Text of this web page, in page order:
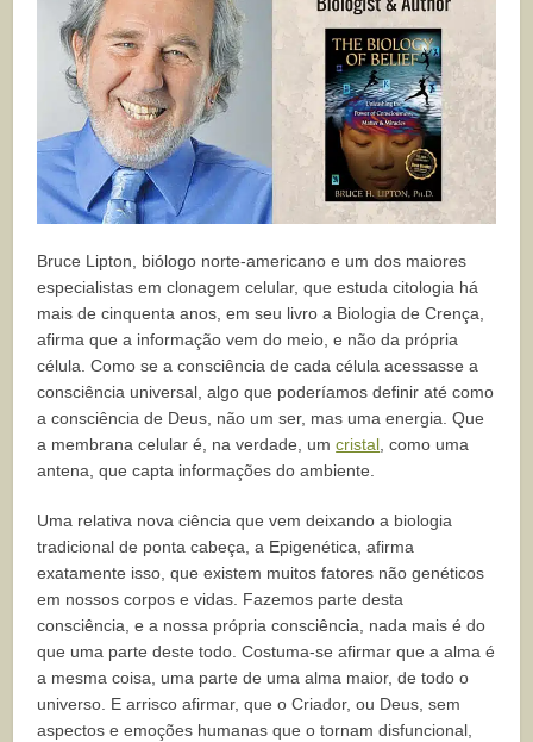
Bruce Lipton, biólogo norte-americano e um dos maiores
especialistas em clonagem celular, que estuda citologia há
mais de cinquenta anos, em seu livro a Biologia de Crença,
afirma que a informação vem do meio, e não da própria
célula. Como se a consciência de cada célula acessasse a
consciência universal, algo que poderíamos definir até como
a consciência de Deus, não um ser, mas uma energia. Que
a membrana celular é, na verdade, umcristal, como uma
antena, que capta informações do ambiente.
Uma relativa nova ciência que vem deixando a biologia
tradicional de ponta cabeça, a Epigenética, afirma
exatamente isso, que existem muitos fatores não genéticos
em nossos corpos e vidas. Fazemos parte desta
consciência, e a nossa própria consciência, nada mais é do
que uma parte deste todo. Costuma-se afirmar que a alma é
a mesma coisa, uma parte de uma alma maior, de todo o
universo. E arrisco afirmar, que o Criador, ou Deus, sem
aspectos e emoções humanas que o tornam disfuncional,